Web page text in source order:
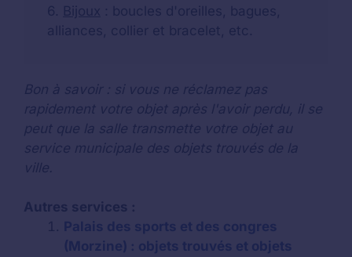
6. Bijoux : boucles d'oreilles, bagues,
alliances, collier et bracelet, etc.
Bon à savoir : si vous ne réclamez pas
rapidement votre objet après l'avoir perdu, il se
peut que la salle transmette votre objet au
service municipale des objets trouvés de la
ville.
Autres services :
Palais des sports et des congres
(Morzine) : objets trouvés et objets